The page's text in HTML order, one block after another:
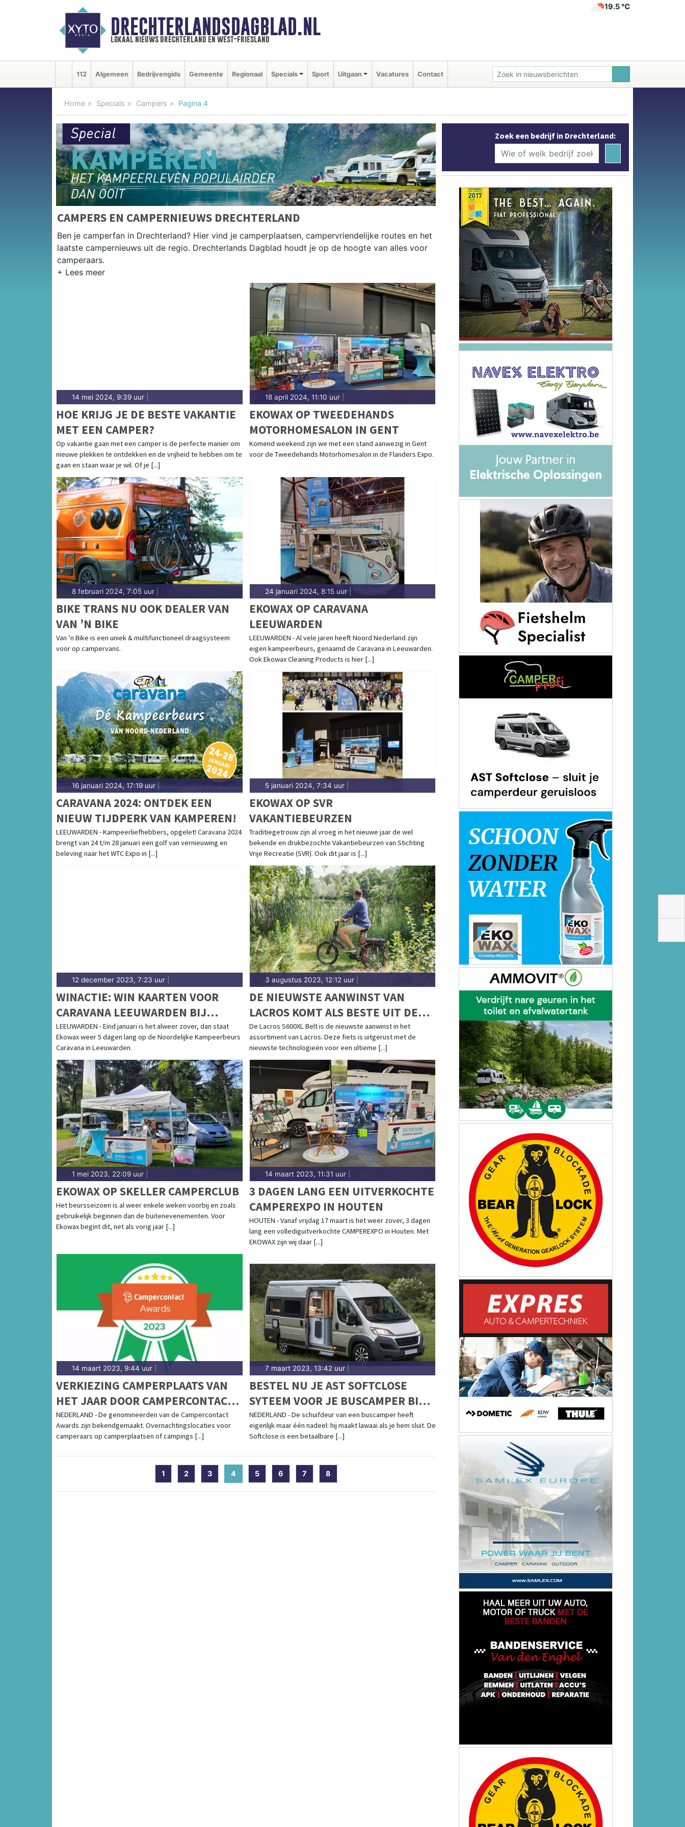
DRECHTERLANDSDAGBLAD.NL
lokaal nieuws drechterland en west-friesland
19.5 ℃
112 Algemeen Bedrijvengids Gemeente Regionaal Specials Sport Uitgaan Vacatures Contact
Home Specials Campers Pagina 4
CAMPERS EN CAMPERNIEUWS DRECHTERLAND
Ben je camperfan in Drechterland? Hier vind je camperplaatsen, campervriendelijke routes en het
laatste campernieuws uit de regio. Drechterlands Dagblad houdt je op de hoogte van alles voor
camperaars.
14 mei 2024, 9:39 uur
HOE KRIJG JE DE BESTE VAKANTIE
MET EEN CAMPER?
Op vakantie gaan met een camper is de perfecte manier om
nieuwe plekken te ontdekken en de vrijheid te hebben om te
gaan en staan waar je wil. Of je [...]
18 april 2024, 11:10 uur|
EKOWAX OP TWEEDEHANDS
MOTORHOMESALON IN GENT
Komend weekend zijn we met een stand aanwezig in Gent
voor de Tweedehands Motorhomesalon in de Flanders Expo.
8 februari 2024, 7:05 uur
BIKE TRANS NU OOK DEALER VAN
VAN ’N BIKE
Van ’n Bike is een uniek & multifunctioneel draagsysteem
voor op campervans.
24 januari 2024, 8:15 uur|
EKOWAX OP CARAVANA
LEEUWARDEN
LEEUWARDEN - Al vele jaren heeft Noord Nederland zijn
eigen kampeerbeurs, genaamd de Caravana in Leeuwarden.
Ook Ekowax Cleaning Products is hier [...]
16 januari 2024, 17:19 uur
CARAVANA 2024: ONTDEK EEN
NIEUW TIJDPERK VAN KAMPEREN!
LEEUWARDEN - Kampeerliefhebbers, opgelet! Caravana 2024
brengt van 24 t/m 28 januari een golf van vernieuwing en
beleving naar het WTC Expo in [...]
5 januari 2024, 7:34 uur|
EKOWAX OP SVR
VAKANTIEBEURZEN
Traditiegetrouw zijn al vroeg in het nieuwe jaar de wel
bekende en drukbezochte Vakantiebeurzen van Stichting
Vrije Recreatie (SVR). Ook dit jaar is [...]
12 december 2023, 7:23 uur
WINACTIE: WIN KAARTEN VOOR
CARAVANA LEEUWARDEN BIJ
EKOWAX
LEEUWARDEN - Eind januari is het alweer zover, dan staat
Ekowax weer 5 dagen lang op de Noordelijke Kampeerbeurs
Caravana in Leeuwarden.
3 augustus 2023, 12:12 uur|
DE NIEUWSTE AANWINST VAN
LACROS KOMT ALS BESTE UIT DE
TEST!
De Lacros S600XL Belt is de nieuwste aanwinst in het
assortiment van Lacros. Deze fiets is uitgerust met de
nieuwste technologieën voor een ultieme [...]
1 mei 2023, 22:09 uur
EKOWAX OP SKELLER CAMPERCLUB
Het beursseizoen is al weer enkele weken voorbij en zoals
gebruikelijk beginnen dan de buitenevenementen. Voor
Ekowax begint dit, net als vorig jaar [...]
14 maart 2023, 11:31 uur|
3 DAGEN LANG EEN UITVERKOCHTE
CAMPEREXPO IN HOUTEN
HOUTEN - Vanaf vrijdag 17 maart is het weer zover, 3 dagen
lang een vollediguitverkochte CAMPEREXPO in Houten. Met
EKOWAX zijn wij daar [...]
14 maart 2023, 9:44 uur
VERKIEZING CAMPERPLAATS VAN
HET JAAR DOOR CAMPERCONTACT
EN NKC
NEDERLAND - De genomineerden van de Campercontact
Awards zijn bekendgemaakt. Overnachtingslocaties voor
camperaars op camperplaatsen of campings [...]
7 maart 2023, 13:42 uur|
BESTEL NU JE AST SOFTCLOSE
SYTEEM VOOR JE BUSCAMPER BIJ
CAMPER PROFI
NEDERLAND - De schuifdeur van een buscamper heeft
eigenlijk maar één nadeel: hij maakt lawaai als je hem sluit. De
Softclose is een betaalbare [...]
1 2 3 4 (current)
5 6 7 8
Zoek een bedrijf in Drechterland: